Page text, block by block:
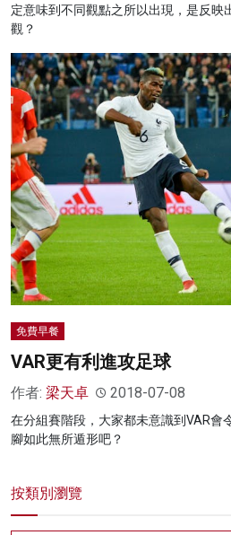
定意味到不同觀點之所以出現，是反映
觀？
免費早餐
VAR更有利進攻足球
作者: 梁天卓 2018-07-08
在分組賽階段，大家都未意識到VAR會
腳如此無所遁形吧？
按類別瀏覽